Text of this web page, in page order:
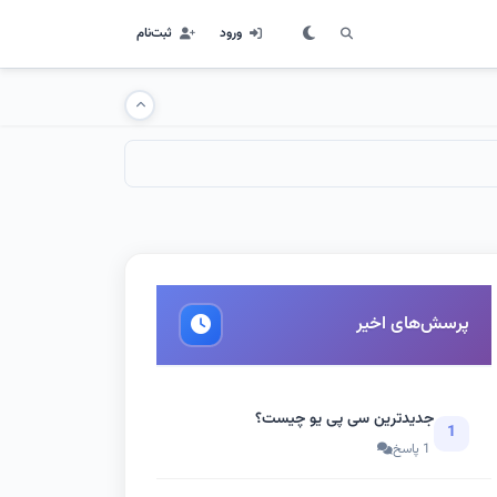
ورود ثبت‌نام
پرسش‌های اخیر
1
جدیدترین سی پی یو چیست؟
1 پاسخ